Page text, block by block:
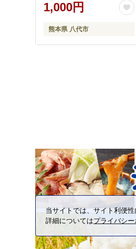
1,000円
熊本県 八代市
当サイトでは、サイト利便
詳細についてはプライバシ